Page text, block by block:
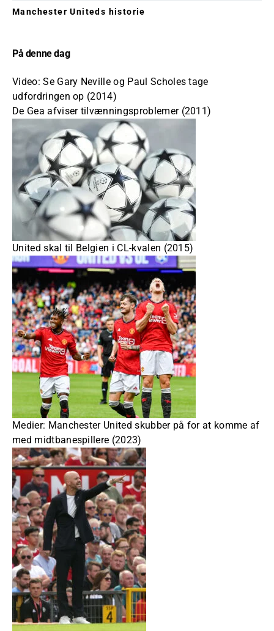
Manchester Uniteds historie
På denne dag
Video: Se Gary Neville og Paul Scholes tage
udfordringen op (2014)
De Gea afviser tilvænningsproblemer (2011)
United skal til Belgien i CL-kvalen (2015)
Medier: Manchester United skubber på for at komme af
med midtbanespillere (2023)